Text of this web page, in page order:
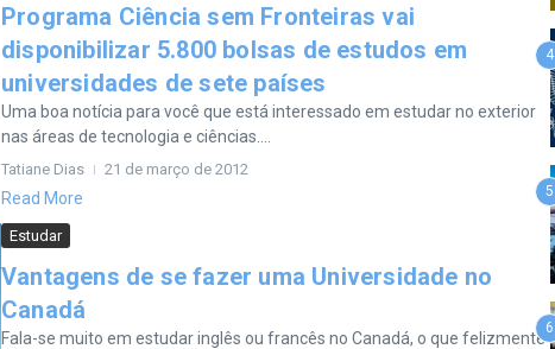
Programa Ciência sem Fronteiras vai
disponibilizar 5.800 bolsas de estudos em
universidades de sete países
Uma boa notícia para você que está interessado em estudar no exterior
nas áreas de tecnologia e ciências....
Tatiane Dias 21 de março de 2012
Read More
Estudar
Vantagens de se fazer uma Universidade no
Canadá
Fala-se muito em estudar inglês ou francês no Canadá, o que felizmente
4
5
6